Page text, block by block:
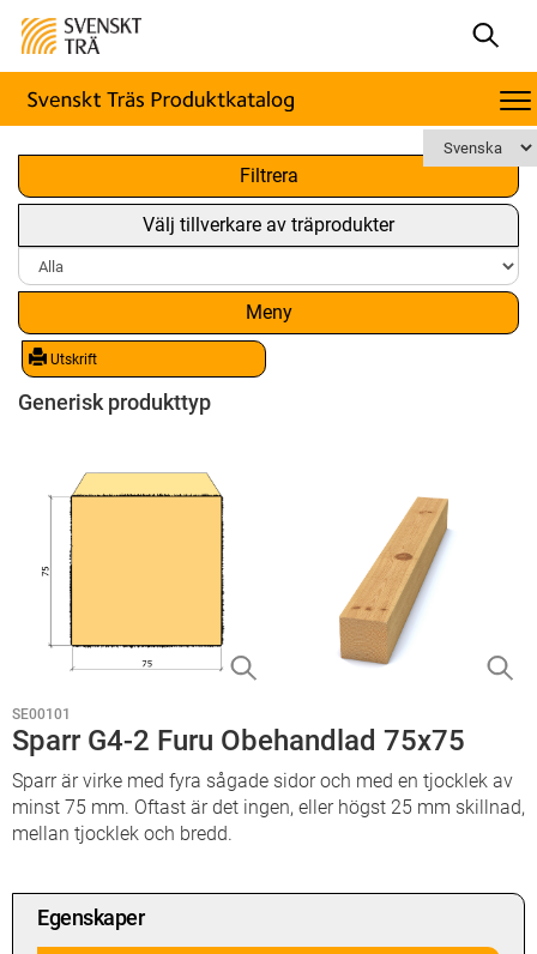
Filtrera
Välj tillverkare av träprodukter
Meny
Utskrift
x
Generisk produkttyp
SE00101
Sparr G4-2 Furu Obehandlad 75x75
Sparr är virke med fyra sågade sidor och med en tjocklek av
minst 75 mm. Oftast är det ingen, eller högst 25 mm skillnad,
mellan tjocklek och bredd.
Egenskaper